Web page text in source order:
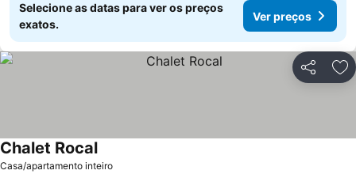
Selecione as datas para ver os preços
exatos.
Ver preços
Partilhar
Casa/apartamento inteiro
Chalet Rocal